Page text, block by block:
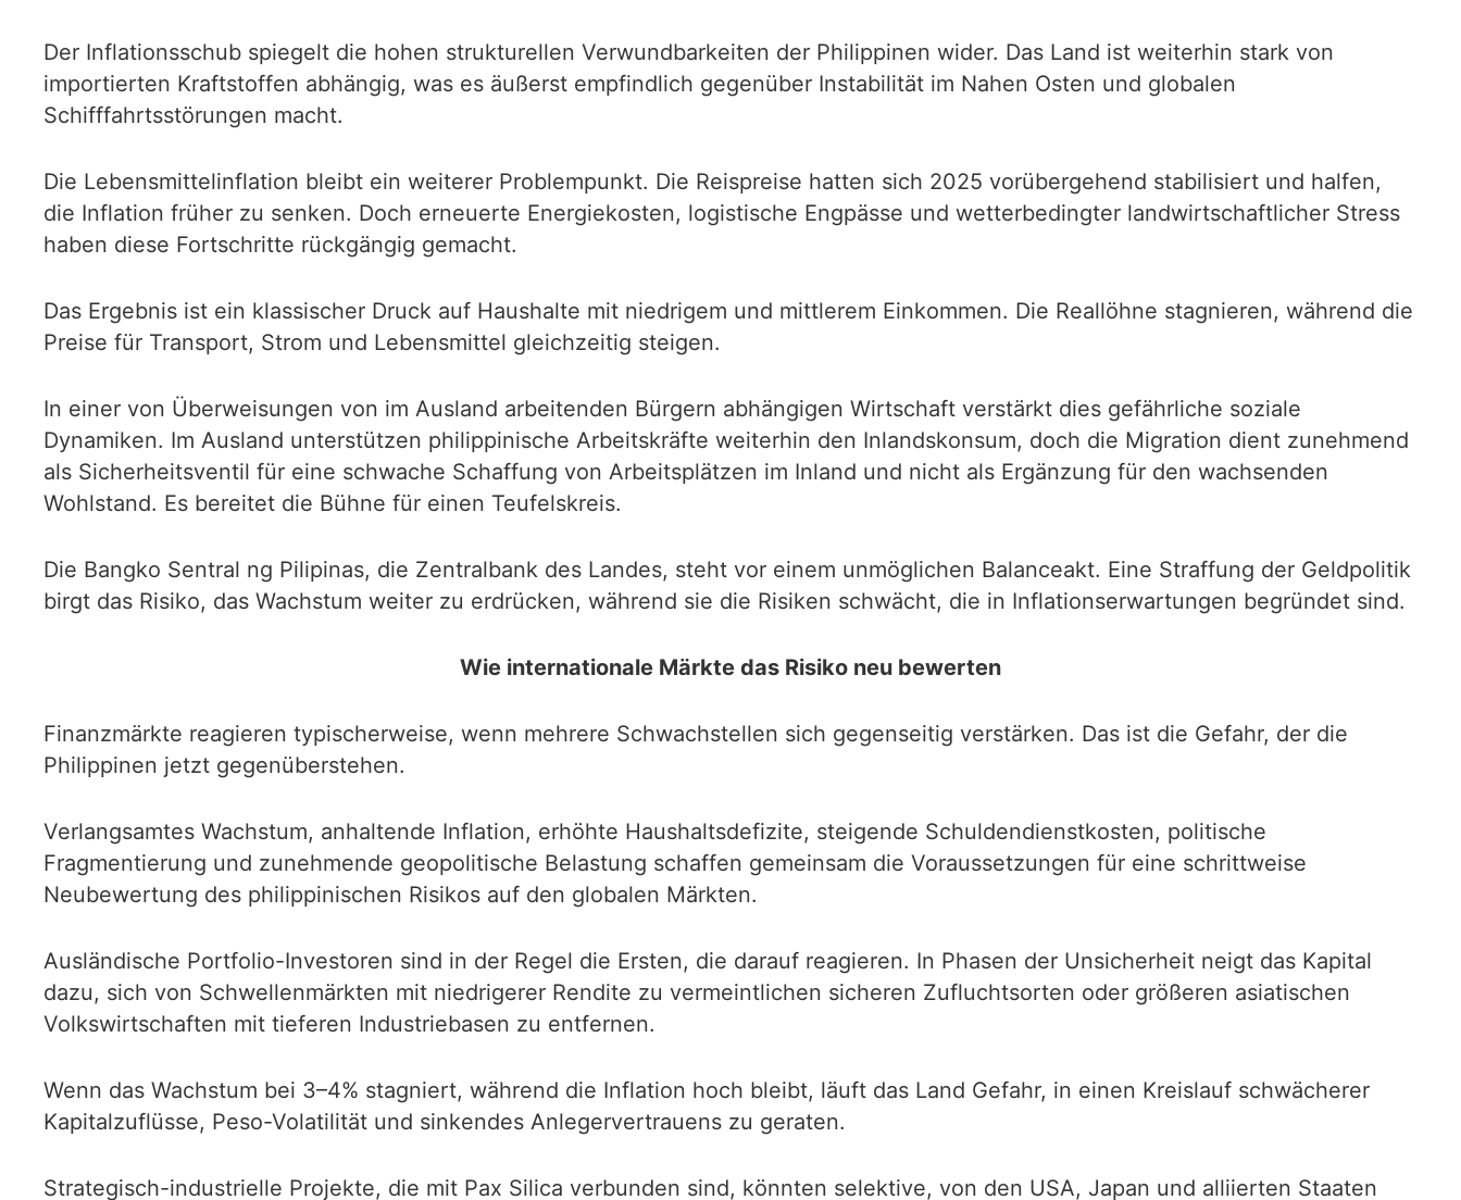
Der Inflationsschub spiegelt die hohen strukturellen Verwundbarkeiten der Philippinen wider. Das Land ist weiterhin stark von
importierten Kraftstoffen abhängig, was es äußerst empfindlich gegenüber Instabilität im Nahen Osten und globalen
Schifffahrtsstörungen macht.
Die Lebensmittelinflation bleibt ein weiterer Problempunkt. Die Reispreise hatten sich 2025 vorübergehend stabilisiert und halfen,
die Inflation früher zu senken. Doch erneuerte Energiekosten, logistische Engpässe und wetterbedingter landwirtschaftlicher Stress
haben diese Fortschritte rückgängig gemacht.
Das Ergebnis ist ein klassischer Druck auf Haushalte mit niedrigem und mittlerem Einkommen. Die Reallöhne stagnieren, während die
Preise für Transport, Strom und Lebensmittel gleichzeitig steigen.
In einer von Überweisungen von im Ausland arbeitenden Bürgern abhängigen Wirtschaft verstärkt dies gefährliche soziale
Dynamiken. Im Ausland unterstützen philippinische Arbeitskräfte weiterhin den Inlandskonsum, doch die Migration dient zunehmend
als Sicherheitsventil für eine schwache Schaffung von Arbeitsplätzen im Inland und nicht als Ergänzung für den wachsenden
Wohlstand. Es bereitet die Bühne für einen Teufelskreis.
Die Bangko Sentral ng Pilipinas, die Zentralbank des Landes, steht vor einem unmöglichen Balanceakt. Eine Straffung der Geldpolitik
birgt das Risiko, das Wachstum weiter zu erdrücken, während sie die Risiken schwächt, die in Inflationserwartungen begründet sind.
Wie internationale Märkte das Risiko neu bewerten
Finanzmärkte reagieren typischerweise, wenn mehrere Schwachstellen sich gegenseitig verstärken. Das ist die Gefahr, der die
Philippinen jetzt gegenüberstehen.
Verlangsamtes Wachstum, anhaltende Inflation, erhöhte Haushaltsdefizite, steigende Schuldendienstkosten, politische
Fragmentierung und zunehmende geopolitische Belastung schaffen gemeinsam die Voraussetzungen für eine schrittweise
Neubewertung des philippinischen Risikos auf den globalen Märkten.
Ausländische Portfolio-Investoren sind in der Regel die Ersten, die darauf reagieren. In Phasen der Unsicherheit neigt das Kapital
dazu, sich von Schwellenmärkten mit niedrigerer Rendite zu vermeintlichen sicheren Zufluchtsorten oder größeren asiatischen
Volkswirtschaften mit tieferen Industriebasen zu entfernen.
Wenn das Wachstum bei 3–4% stagniert, während die Inflation hoch bleibt, läuft das Land Gefahr, in einen Kreislauf schwächerer
Kapitalzuflüsse, Peso-Volatilität und sinkendes Anlegervertrauens zu geraten.
Strategisch-industrielle Projekte, die mit Pax Silica verbunden sind, könnten selektive, von den USA, Japan und alliierten Staaten